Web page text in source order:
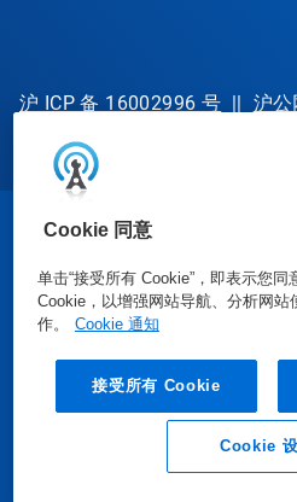
Cookie 同意
单击“接受所有 Cookie”，即表示您
Cookie，以增强网站导航、分析网
作。
Cookie 通知
接受所有 Cookie
Cookie
沪 ICP 备 16002996 号 || 沪公
31010702002902 号
安全数据表 | 隐私